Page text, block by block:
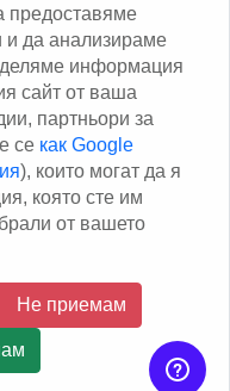
предоставяме
и да анализираме
информация
сайт от ваша
партньори за
се как Google
), които могат да я
която сте им
от вашето
Не приемам
ООДAuthor